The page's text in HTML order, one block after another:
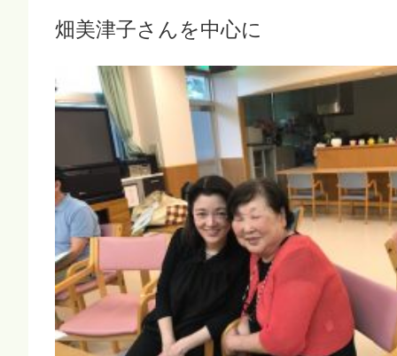
畑美津子さんを中心に